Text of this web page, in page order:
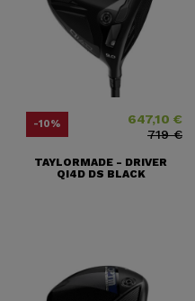
-10% Precio647,10 €
Precio base
719 €
TAYLORMADE - DRIVER
QI4D DS BLACK